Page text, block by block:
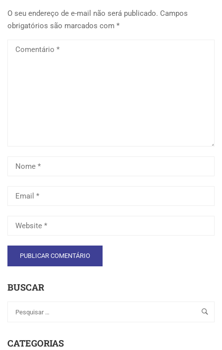
O seu endereço de e-mail não será publicado. Campos
obrigatórios são marcados com *
BUSCAR
CATEGORIAS